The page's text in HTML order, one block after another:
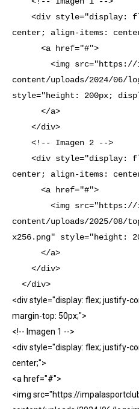
center; align-items:
content/uploads/2024/06/
style="height: 200px;
center; align-items:
content/uploads/2025/08/
x256.png" style="height:
  </div>
<div style="display: flex; justify-
margin-top: 50px;">
<!-- Imagen 1 -->
<div style="display: flex; justify-
center;">
<a href="#">
<img src="https://